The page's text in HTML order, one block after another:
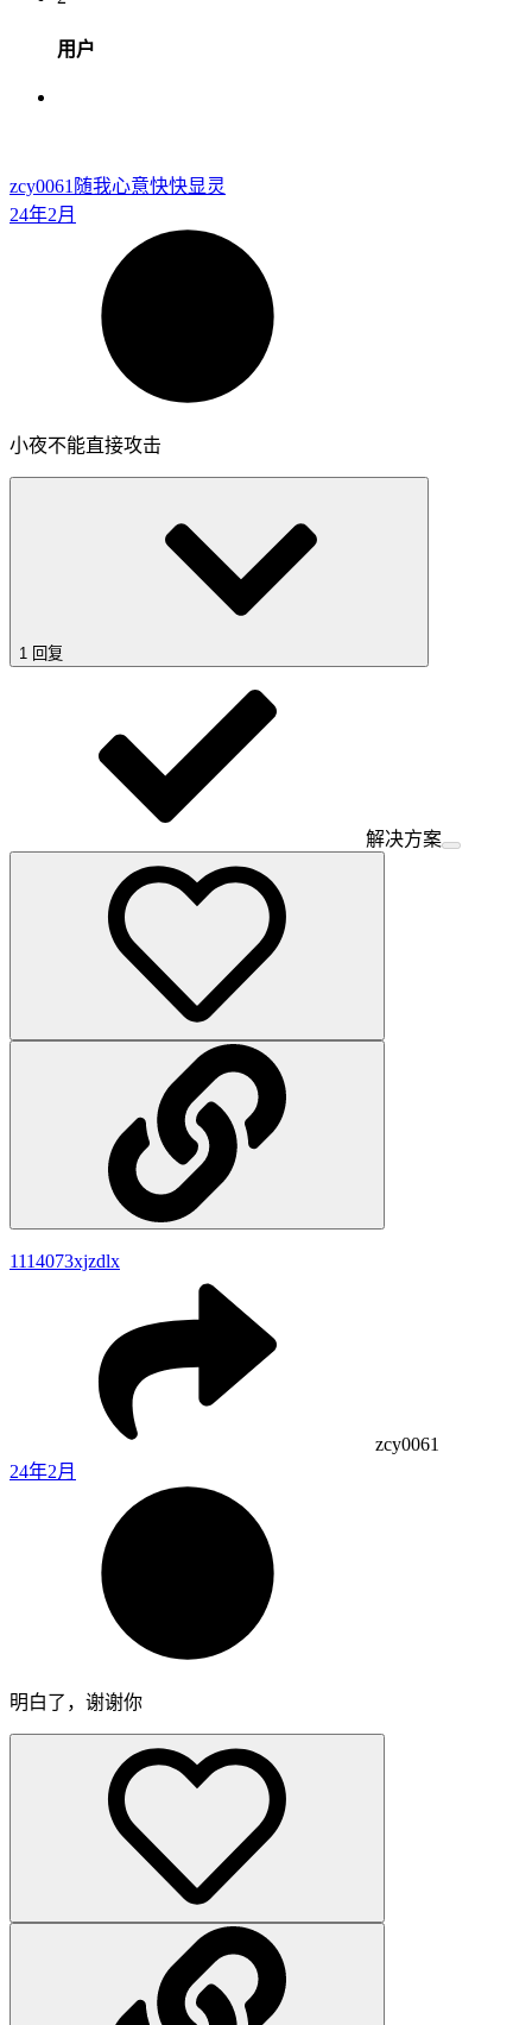
用户
zcy0061 随我心意快快显灵
24年2月
小夜不能直接攻击
1 回复
解决方案
1114073xjzdlx
zcy0061
24年2月
明白了，谢谢你